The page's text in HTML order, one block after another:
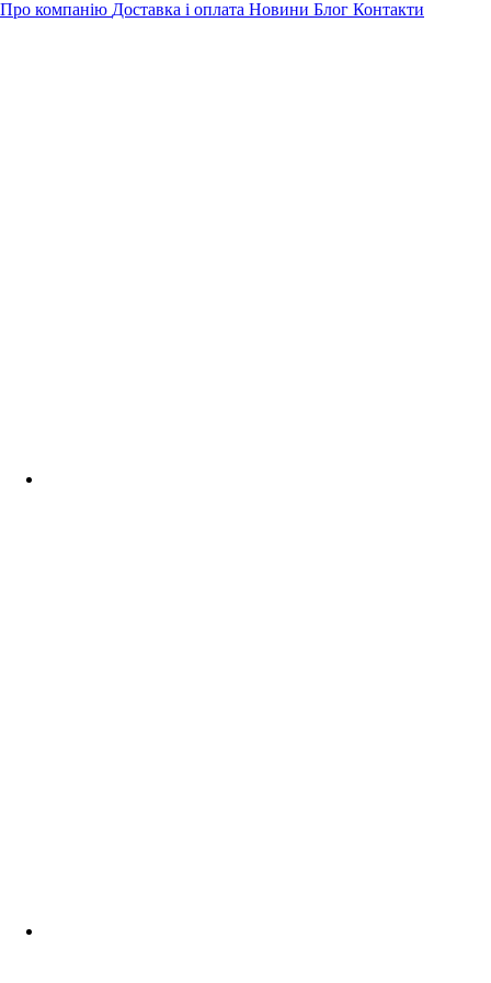
Про компанію Доставка і оплата Новини Блог Контакти